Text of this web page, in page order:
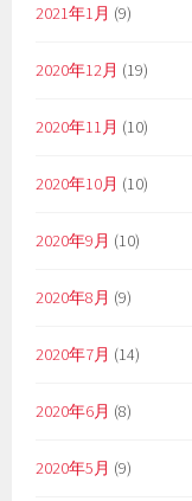
2021年1月 (9)
2020年12月 (19)
2020年11月 (10)
2020年10月 (10)
2020年9月 (10)
2020年8月 (9)
2020年7月 (14)
2020年6月 (8)
2020年5月 (9)